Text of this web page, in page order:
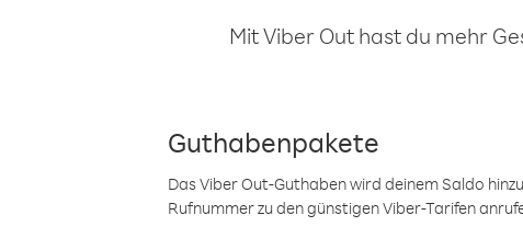
Mit Viber Out hast du mehr
Guthabenpakete
Das Viber Out-Guthaben wird deinem Saldo
Rufnummer zu den günstigen Viber-Tarifen